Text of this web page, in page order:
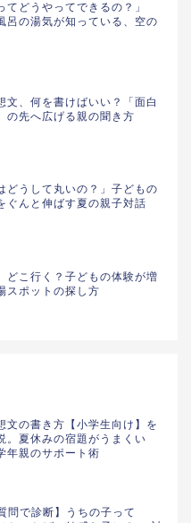
てどうやってできるの？」
の湯気が知っている、空の
文、何を書けばいい？「面白
の先へ広げる親の聞き方
どうして丸いの？」子どもの
ぐんと伸ばす夏の親子対話
どこ行く？子どもの体験が増
スポットの探し方
文の書き方【小学生向け】を
。夏休みの宿題がうまくい
年親のサポート術
問で診断】うちの子って